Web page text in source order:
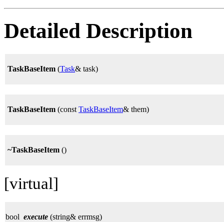
Detailed Description
TaskBaseItem (Task& task)
TaskBaseItem (const TaskBaseItem& them)
~TaskBaseItem ()
[virtual]
bool execute (string& errmsg)